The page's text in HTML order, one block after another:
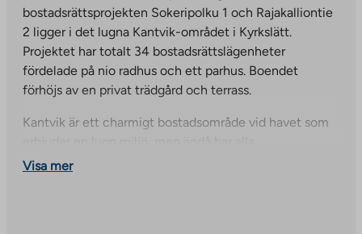
bostadsrättsprojekten Sokeripolku 1 och Rajakalliontie
2 ligger i det lugna Kantvik-området i Kyrkslätt.
Projektet har totalt 34 bostadsrättslägenheter
fördelade på nio radhus och ett parhus. Boendet
förhöjs av en privat trädgård och terrass.
Kantvik är ett charmigt bostadsområde vid havet som
grundläggande vardagliga tjänster inom bekvämt
Visa mer